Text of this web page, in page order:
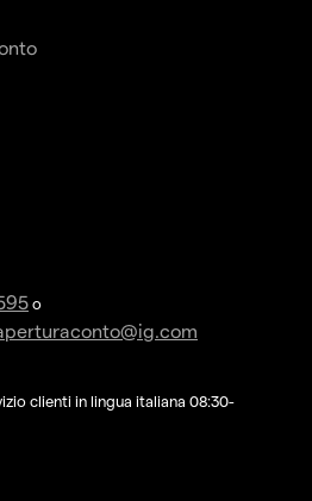
o
clienti in lingua italiana 08:30-